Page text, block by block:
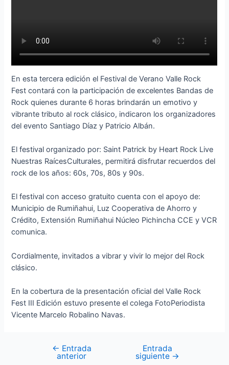
En esta tercera edición el Festival de Verano Valle Rock
Fest contará con la participación de excelentes Bandas de
Rock quienes durante 6 horas brindarán un emotivo y
vibrante tributo al rock clásico, indicaron los organizadores
del evento Santiago Díaz y Patricio Albán.
El festival organizado por: Saint Patrick by Heart Rock Live
Nuestras RaícesCulturales, permitirá disfrutar recuerdos del
rock de los años: 60s, 70s, 80s y 90s.
El festival con acceso gratuito cuenta con el apoyo de:
Municipio de Rumiñahui, Luz Cooperativa de Ahorro y
Crédito, Extensión Rumiñahui Núcleo Pichincha CCE y VCR
comunica.
Cordialmente, invitados a vibrar y vivir lo mejor del Rock
clásico.
En la cobertura de la presentación oficial del Valle Rock
Fest III Edición estuvo presente el colega FotoPeriodista
Vicente Marcelo Robalino Navas.
← Entrada
anterior
Entrada
siguiente →